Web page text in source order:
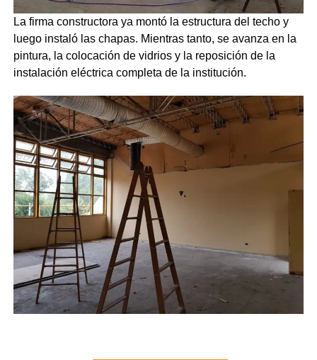
La firma constructora ya montó la estructura del techo y
luego instaló las chapas. Mientras tanto, se avanza en la
pintura, la colocación de vidrios y la reposición de la
instalación eléctrica completa de la institución.